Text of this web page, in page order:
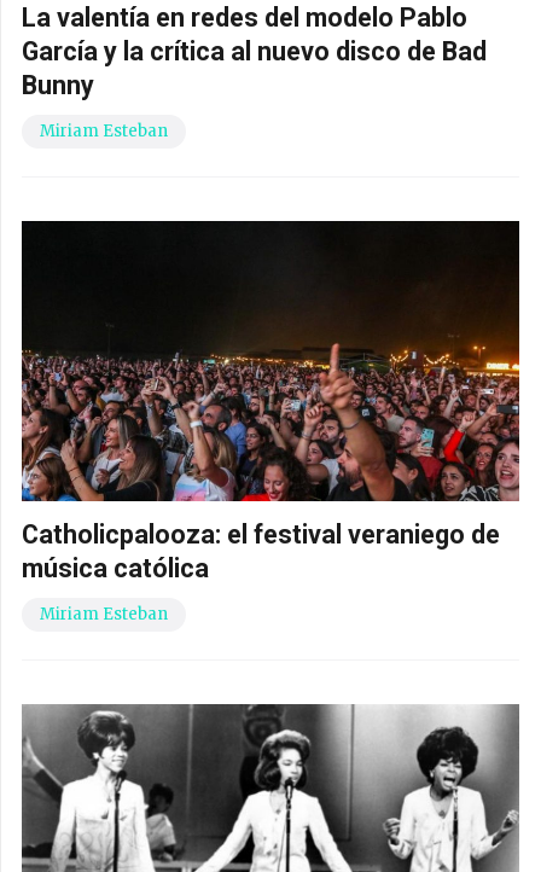
La valentía en redes del modelo Pablo
García y la crítica al nuevo disco de Bad
Bunny
Miriam Esteban
Catholicpalooza: el festival veraniego de
música católica
Miriam Esteban